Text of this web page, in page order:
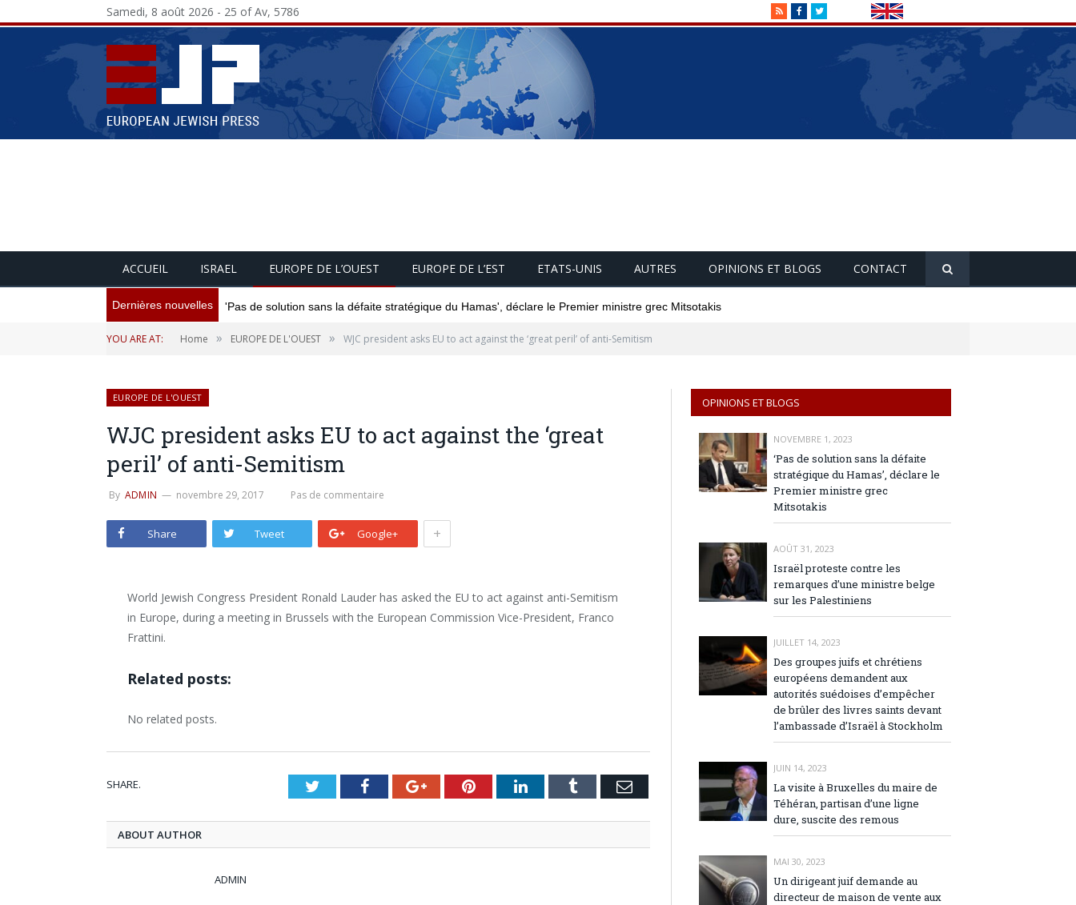
RSSFacebookTwitter
Samedi, 8 août 2026 - 25 of Av, 5786
ACCUEIL ISRAEL EUROPE DE L’OUEST EUROPE DE L’EST ETATS-UNIS AUTRES OPINIONS ET BLOGS CONTACT
Dernières nouvelles 'Pas de solution sans la défaite stratégique du Hamas', déclare le Premier ministre grec Mitsotakis
YOU ARE AT: Home » EUROPE DE L'OUEST » WJC president asks EU to act against the ‘great peril’ of anti-Semitism
EUROPE DE L'OUEST
WJC president asks EU to act against the ‘great
peril’ of anti-Semitism
By ADMIN novembre 29, 2017 Pas de commentaire
Share Tweet Google+ +
World Jewish Congress President Ronald Lauder has asked the EU to act against anti-Semitism
in Europe, during a meeting in Brussels with the European Commission Vice-President, Franco
Frattini.
Related posts:
No related posts.
SHARE. TwitterFacebookGoogle+PinterestLinkedInTumblr Email
ABOUT AUTHOR
ADMIN
OPINIONS ET BLOGS
NOVEMBRE 1, 2023
‘Pas de solution sans la défaite
stratégique du Hamas’, déclare le
Premier ministre grec
Mitsotakis
AOÛT 31, 2023
Israël proteste contre les
remarques d’une ministre belge
sur les Palestiniens
JUILLET 14, 2023
Des groupes juifs et chrétiens
européens demandent aux
autorités suédoises d’empêcher
de brûler des livres saints devant
l’ambassade d’Israël à Stockholm
JUIN 14, 2023
La visite à Bruxelles du maire de
Téhéran, partisan d’une ligne
dure, suscite des remous
MAI 30, 2023
Un dirigeant juif demande au
directeur de maison de vente aux